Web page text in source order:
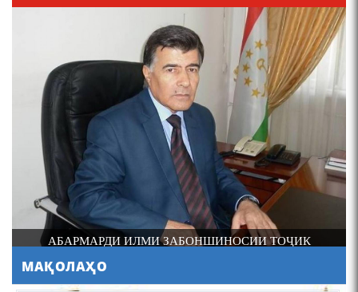
4-уми декабр- зодрӯзи
шоири абадзинда Абулқосим
Лоҳутӣ
АБУЛҚОСИМ ЛОҲУТӢ /
АБАРМАРДИ ИЛМИ ЗАБОНШИНОСИИ ТОҶИК
МАҚОЛАҲО